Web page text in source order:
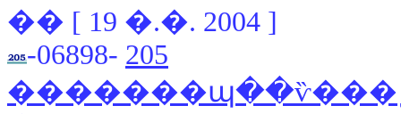
�� [ 19 �.�. 2004 ]
-06898- 205